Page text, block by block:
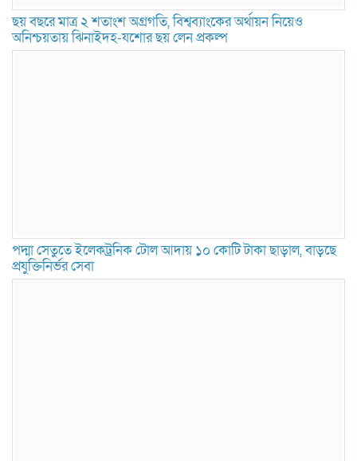
ছয় বছরে মাত্র ২ শতাংশ অগ্রগতি, বিশ্বব্যাংকের অর্থায়ন নিয়েও
অনিশ্চয়তায় ঝিনাইদহ-যশোর ছয় লেন প্রকল্প
পদ্মা সেতুতে ইলেকট্রনিক টোল আদায় ১০ কোটি টাকা ছাড়াল, বাড়ছে
প্রযুক্তিনির্ভর সেবা